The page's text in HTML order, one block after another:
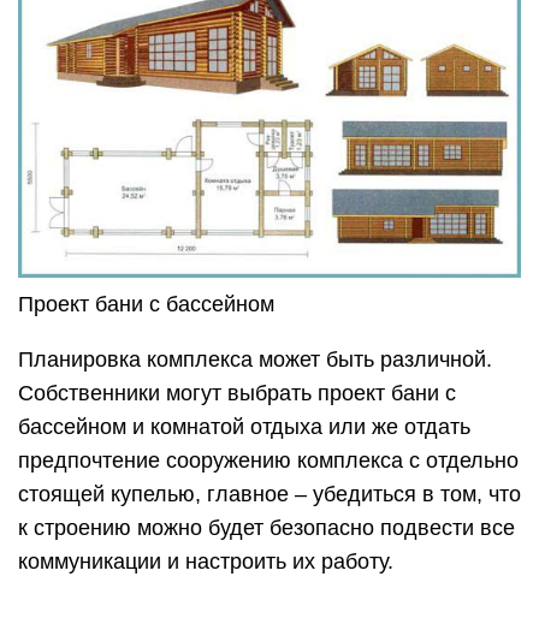
Проект бани с бассейном
Планировка комплекса может быть различной.
Собственники могут выбрать проект бани с
бассейном и комнатой отдыха или же отдать
предпочтение сооружению комплекса с отдельно
стоящей купелью, главное – убедиться в том, что
к строению можно будет безопасно подвести все
коммуникации и настроить их работу.